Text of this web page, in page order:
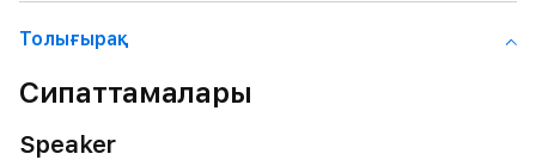
Толығырақ
Сипаттамалары
Speaker